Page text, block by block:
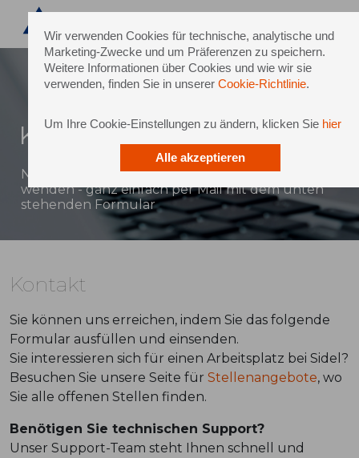
Wir verwenden Cookies für technische, analytische und
Marketing-Zwecke und um Präferenzen zu speichern.
Weitere Informationen über Cookies und wie wir sie
verwenden, finden Sie in unserer Cookie-Richtlinie.
Um Ihre Cookie-Einstellungen zu ändern, klicken Sie hier
Alle akzeptieren
Kontakt
Natürlich können Sie sich auch direkt an Sidel
wenden - ganz einfach per Mail mit dem unten
stehenden Formular
Kontakt
Sie können uns erreichen, indem Sie das folgende
Formular ausfüllen und einsenden.
Sie interessieren sich für einen Arbeitsplatz bei Sidel?
Besuchen Sie unsere Seite für Stellenangebote, wo
Sie alle offenen Stellen finden.
Benötigen Sie technischen Support?
Unser Support-Team steht Ihnen schnell und